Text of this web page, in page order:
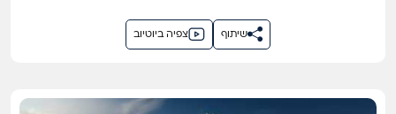
צפיה ביוטיוב שיתוף